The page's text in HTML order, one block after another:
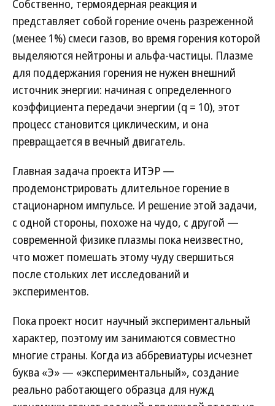
Собственно, термоядерная реакция и
представляет собой горение очень разреженной
(менее 1%) смеси газов, во время горения которой
выделяются нейтроны и альфа-частицы. Плазме
для поддержания горения не нужен внешний
источник энергии: начиная с определенного
коэффициента передачи энергии (q = 10), этот
процесс становится циклическим, и она
превращается в вечный двигатель.
Главная задача проекта ИТЭР —
продемонстрировать длительное горение в
стационарном импульсе. И решение этой задачи,
с одной стороны, похоже на чудо, с другой —
современной физике плазмы пока неизвестно,
что может помешать этому чуду свершиться
после стольких лет исследований и
экспериментов.
Пока проект носит научный экспериментальный
характер, поэтому им занимаются совместно
многие страны. Когда из аббревиатуры исчезнет
буква «Э» — «экспериментальный», создание
реально работающего образца для нужд